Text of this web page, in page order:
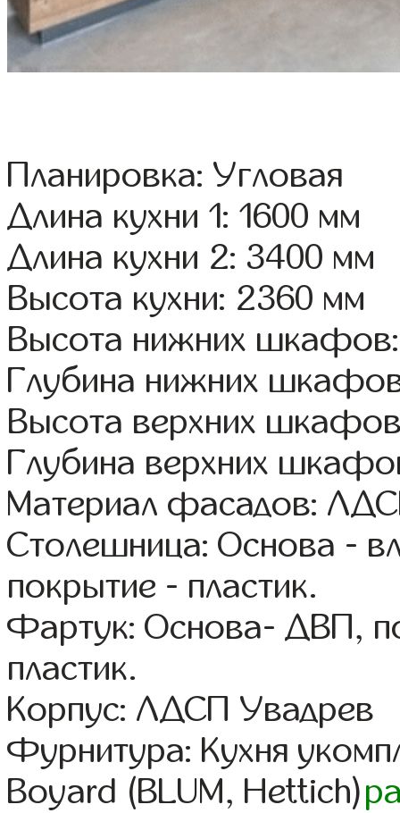
Планировка: Угловая
Длина кухни 1: 1600 мм
Длина кухни 2: 3400 мм
Высота кухни: 2360 мм
Высота нижних
Глубина нижних
Высота верхних
Глубина верхних
Материал фасадов:
Столешница: Основа -
покрытие - пластик.
Фартук: Основа- ДВП,
пластик.
Корпус: ЛДСП Увадрев
Фурнитура: Кухня
Boyard (BLUM, Hettich)